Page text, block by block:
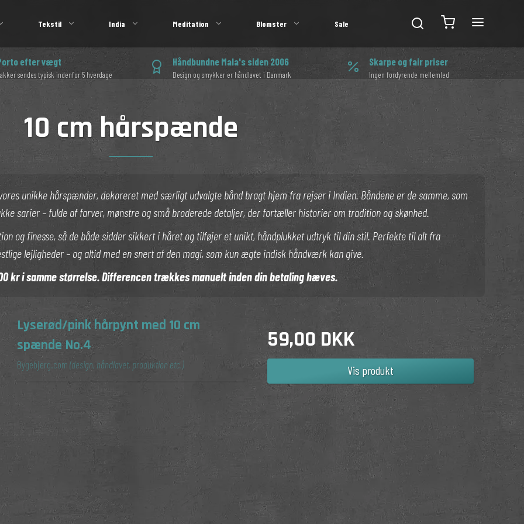
Armbånd i 4 mm
Armbånd i 6 mm
Armbånd i 8 mm
Armbånd i 10 mm
Tekstil
10 cm hårspænde Blomster hårspænde 10 cm
Blomsterpynt mellem
50 x 50 cm
60 x 40 cm
India
med sten
Tibet uldtæpper
Grafiske uldtæpper
Indiske vattæpper
Kantha sari tæpper
Silke tørklæder
Bomulds tørklæder
Uld tørklæder unisex
bøger
Kimono
Tunika
Kaftan
Silke til håret
Punge
Clutch
Tasker
Projekttaske
Meditation Blomster Sale
efter vægt
sendes typisk indenfor 5 hverdage
Håndbundne Mala's siden 2006
Design og smykker er håndlavet i Danmark
Skarpe og fair priser
Ingen fordyrende mellemled
10 cm hårspænde
unikke hårspænder, dekoreret med særligt udvalgte bånd bragt hjem fra rejser i Indien. Båndene er de samme, som
sarier – fulde af farver, mønstre og små broderede detaljer, der fortæller historier om tradition og skønhed.
og finesse, så de både sidder sikkert i håret og tilføjer et unikt, håndplukket udtryk til din stil. Perfekte til alt fra
lejligheder – og altid med en snert af den magi, som kun ægte indisk håndværk kan give.
kr i samme størrelse. Differencen trækkes manuelt inden din betaling hæves.
Lyserød/pink hårpynt med 10 cm
spænde No.4
Bygebjerg.com(design, håndlavet, produktion etc.)
59,00 DKK
Vis produkt